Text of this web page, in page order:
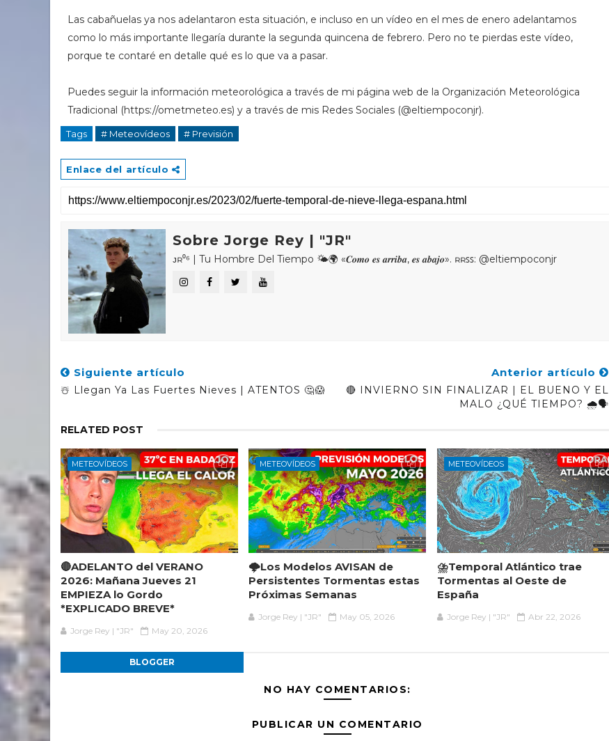
Las cabañuelas ya nos adelantaron esta situación, e incluso en un vídeo en el mes de enero adelantamos
como lo más importante llegaría durante la segunda quincena de febrero. Pero no te pierdas este vídeo,
porque te contaré en detalle qué es lo que va a pasar.
Puedes seguir la información meteorológica a través de mi página web de la Organización Meteorológica
Tradicional (https://ometmeteo.es) y a través de mis Redes Sociales (@eltiempoconjr).
Tags # Meteovídeos # Previsión
Enlace del artículo
Sobre Jorge Rey | "JR"
ᴊʀ⁰⁶ | Tu Hombre Del Tiempo 🌤🌍 «𝑪𝒐𝒎𝒐 𝒆𝒔 𝒂𝒓𝒓𝒊𝒃𝒂, 𝒆𝒔 𝒂𝒃𝒂𝒋𝒐». ʀʀꜱꜱ: @eltiempoconjr
Siguiente artículo
☃️ Llegan Ya Las Fuertes Nieves | ATENTOS 🤔😱
Anterior artículo
🔴 INVIERNO SIN FINALIZAR | EL BUENO Y EL
MALO ¿QUÉ TIEMPO? 🌧️🗣️
RELATED POST
METEOVÍDEOS
🔴ADELANTO del VERANO
2026: Mañana Jueves 21
EMPIEZA lo Gordo
*EXPLICADO BREVE*
Jorge Rey | "JR" May 20, 2026
METEOVÍDEOS
🌩️Los Modelos AVISAN de
Persistentes Tormentas estas
Próximas Semanas
Jorge Rey | "JR" May 05, 2026
METEOVÍDEOS
⛈️Temporal Atlántico trae
Tormentas al Oeste de
España
Jorge Rey | "JR" Abr 22, 2026
BLOGGER
NO HAY COMENTARIOS:
PUBLICAR UN COMENTARIO